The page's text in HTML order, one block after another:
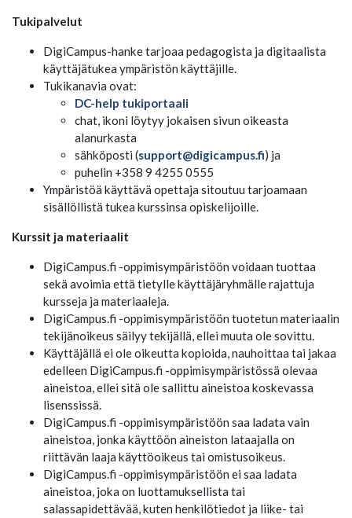
Tukipalvelut
DigiCampus-hanke tarjoaa pedagogista ja digitaalista
käyttäjätukea ympäristön käyttäjille.
Tukikanavia ovat:
DC-help tukiportaali
chat, ikoni löytyy jokaisen sivun oikeasta
alanurkasta
sähköposti (support@digicampus.fi) ja
puhelin +358 9 4255 0555
Ympäristöä käyttävä opettaja sitoutuu tarjoamaan
sisällöllistä tukea kurssinsa opiskelijoille.
Kurssit ja materiaalit
DigiCampus.fi -oppimisympäristöön voidaan tuottaa
sekä avoimia että tietylle käyttäjäryhmälle rajattuja
kursseja ja materiaaleja.
DigiCampus.fi -oppimisympäristöön tuotetun materiaalin
tekijänoikeus säilyy tekijällä, ellei muuta ole sovittu.
Käyttäjällä ei ole oikeutta kopioida, nauhoittaa tai jakaa
edelleen DigiCampus.fi -oppimisympäristössä olevaa
aineistoa, ellei sitä ole sallittu aineistoa koskevassa
lisenssissä.
DigiCampus.fi -oppimisympäristöön saa ladata vain
aineistoa, jonka käyttöön aineiston lataajalla on
riittävän laaja käyttöoikeus tai omistusoikeus.
DigiCampus.fi -oppimisympäristöön ei saa ladata
aineistoa, joka on luottamuksellista tai
salassapidettävää, kuten henkilötiedot ja liike- tai